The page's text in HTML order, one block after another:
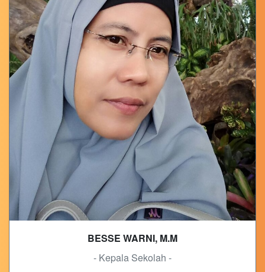
BESSE WARNI, M.M
- Kepala Sekolah -